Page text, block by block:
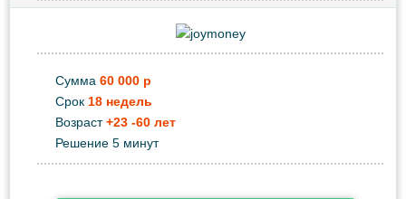
Сумма 60 000 р
Срок 18 недель
Возраст+23 -60 лет
Решение 5 минут